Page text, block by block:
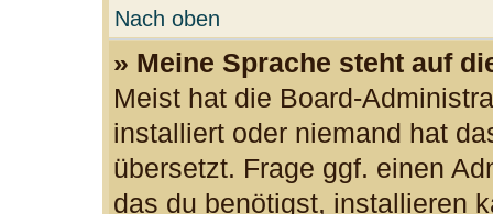
Nach oben
» Meine Sprache steht auf
Meist hat die Board-
installiert oder niemand hat
übersetzt. Frage ggf. einen
das du benötigst, installieren